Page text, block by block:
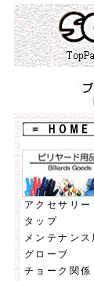
アクセサリー
タップ
メンテナンス
グローブ
チョーク関係